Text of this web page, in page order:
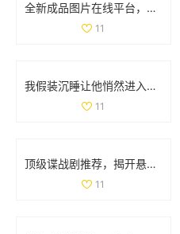
全新成品图片在线平台，快速上传分享你的创意作品
11
我假装沉睡让他悄然进入我的世界，秘密的互动令人心动不已
11
顶级谍战剧推荐，揭开悬疑与间谍世界的神秘面纱
11